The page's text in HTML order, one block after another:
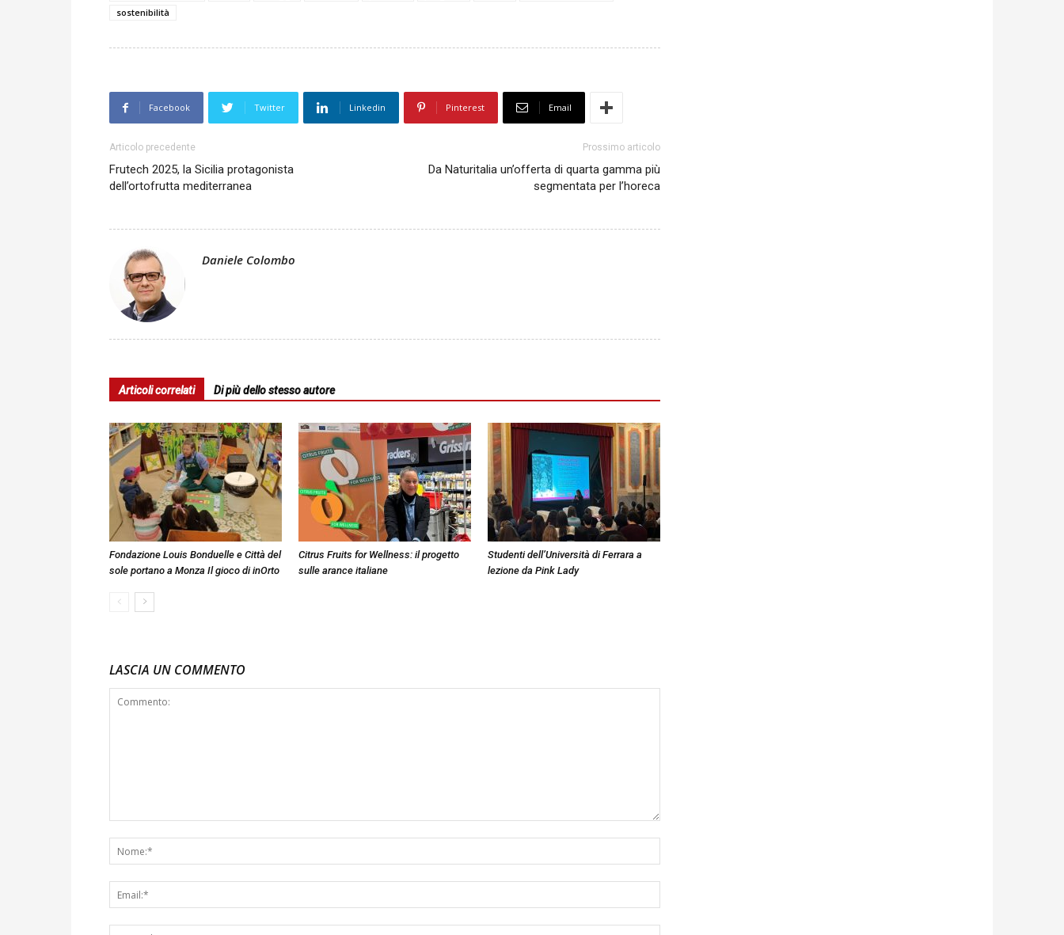
sostenibilità
Facebook Twitter Linkedin Pinterest Email
Articolo precedente
Frutech 2025, la Sicilia protagonista
dell’ortofrutta mediterranea
Prossimo articolo
Da Naturitalia un’offerta di quarta gamma più
segmentata per l’horeca
Daniele Colombo
Articoli correlati Di più dello stesso autore
Fondazione Louis Bonduelle e Città del
sole portano a Monza Il gioco di inOrto
Citrus Fruits for Wellness: il progetto
sulle arance italiane
Studenti dell’Università di Ferrara a
lezione da Pink Lady
LASCIA UN COMMENTO